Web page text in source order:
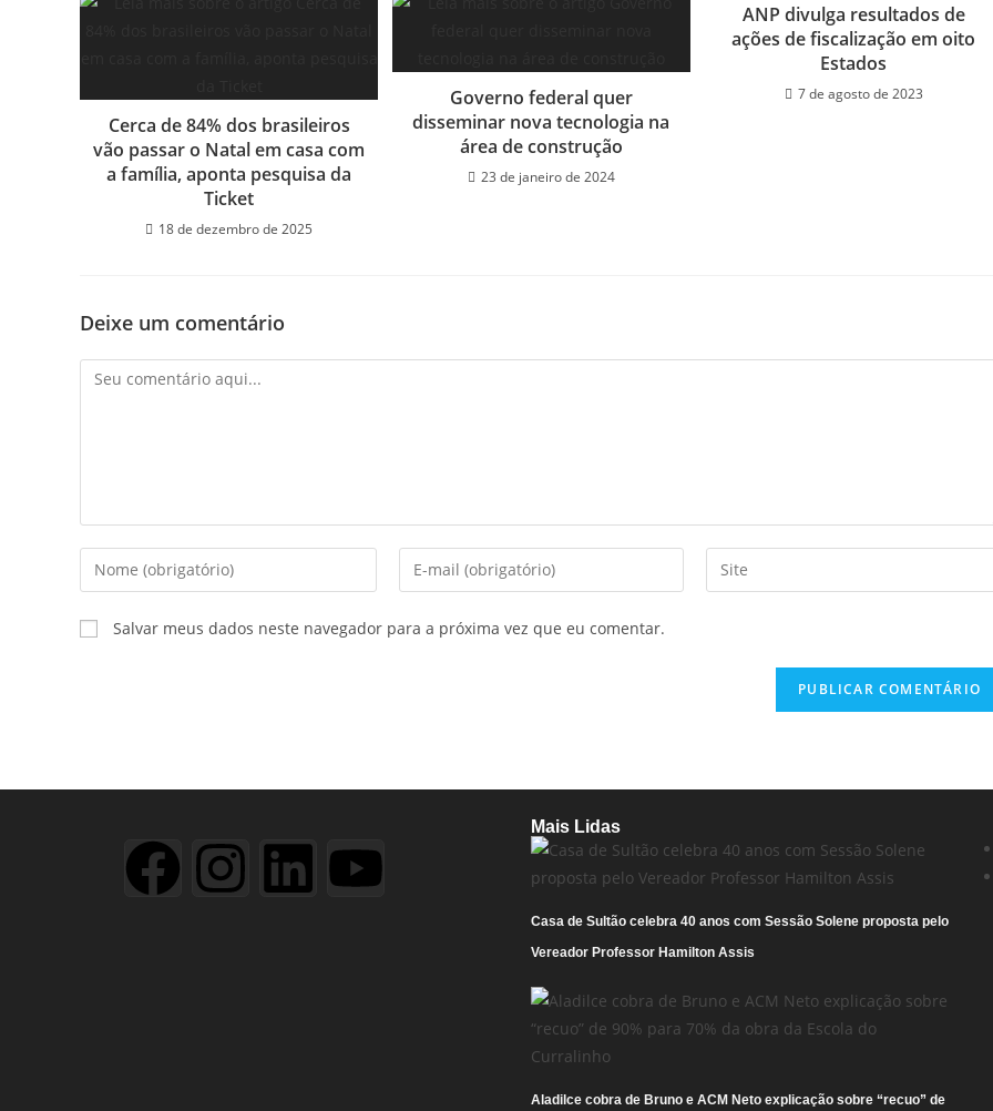
Cerca de 84% dos brasileiros
vão passar o Natal em casa com
a família, aponta pesquisa da
Ticket
18 de dezembro de 2025
Governo federal quer
disseminar nova tecnologia na
área de construção
23 de janeiro de 2024
ANP divulga resultados de
ações de fiscalização em oito
Estados
7 de agosto de 2023
Deixe um comentário
Salvar meus dados neste navegador para a próxima vez que eu comentar.
Mais Lidas
Casa de Sultão celebra 40 anos com Sessão Solene proposta pelo
Vereador Professor Hamilton Assis
Aladilce cobra de Bruno e ACM Neto explicação sobre “recuo” de